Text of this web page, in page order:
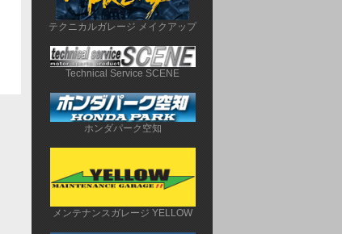
テクニカルガレージ メイクアップ
Technical Service SCENE
ホンダパーク空知
メンテナンスガレージ YELLOW